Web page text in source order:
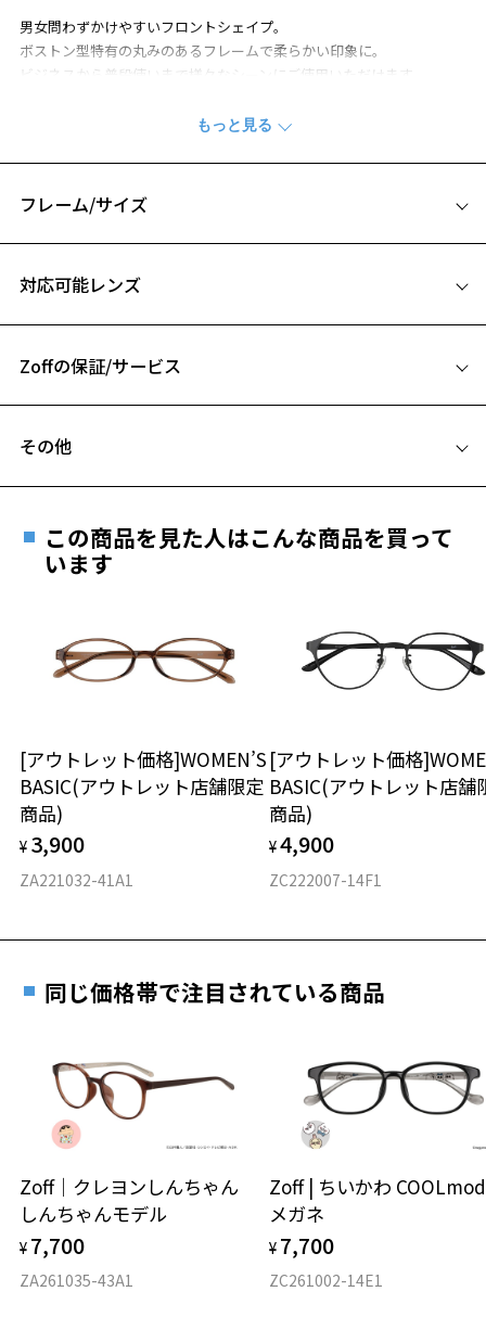
お気に入り
お気に入りに追加済です。
男女問わずかけやすいフロントシェイプ。
ボストン型特有の丸みのあるフレームで柔らかい印象に。
ビジネスから普段使いまで様々なシーンにご使用いただけます。
コーディネートのワンポイントにもピッタリです。
CLASSIC(クラシック)の一覧をみる
※柄や色味の出方に個体差があり、画像と異なる場合がございます。
※アウトレット商品は、販売から一定期間経過した商品などです。キ
フレーム/サイズ
B ブリッジ(鼻部分)の横幅：17mm
仕上がり寸法
D 仕上がりの横幅：約133mm
E 仕上がりの縦幅：約46mm
16.9g
※着脱式サングラス：デモレンズ、アタッチメント込みの重さ
タイプ
材質
対応可能レンズ
フレームとレンズの合計料金を知りたい方へ
Zoffの保証/サービス
安心1 フレーム１年間品質保証
きます。
※保証期間内に交換が行われた場合、保証期間は初期の期間から
安心2 視力測定無料
視力の変化を早めに発見するために、定期的な視
力測定をおすすめいたします。
安心3 かかり具合調整無料
す。
その他
ご希望のお客さまは、「レンズ交換券」をお選びのうえ、
最寄りのZoff実店舗にてレンズをお買い求めください。
※サングラスやパッケージ品では「レンズ交換券」はお選び
談ください。
オンラインストアでフレームのみ購入して、
実店舗で度付きにできます
ご購入時に「レンズ交換券」をお選びいただくと、実店舗で
度数を測定のうえ、度付きレンズ（標準セットレンズ）へ無
料交換いただけます。
お近くのZoff実店舗にて度数を測定いただけます（無料）。
その際は記入用紙をダウンロードしてお使いください。
この商品を見た人はこんな商品を買って
います
[アウトレット価格]WOMEN’S
BASIC(アウトレット店舗限定
商品)
¥ 3,900
ZA221032-41A1
[アウトレット価格
BASIC(アウトレット店舗
商品)
¥4,900
ZC222007-14F1
同じ価格帯で注目されている商品
Zoff｜クレヨンしんちゃん
しんちゃんモデル
¥ 7,700
ZA261035-43A1
Zoff | ちいかわ
メガネ
¥ 7,700
ZC261002-14E1